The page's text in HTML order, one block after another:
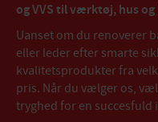
og VVS til værktøj, hus og
Uanset om du renoverer
eller leder efter smarte
kvalitetsprodukter fra
pris. Når du vælger os,
tryghed for en